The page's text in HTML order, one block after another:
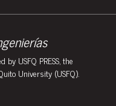
USFQ PRESS, the
University (USFQ).